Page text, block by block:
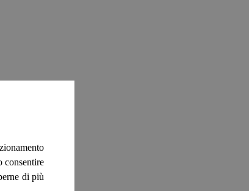
consentire
di più